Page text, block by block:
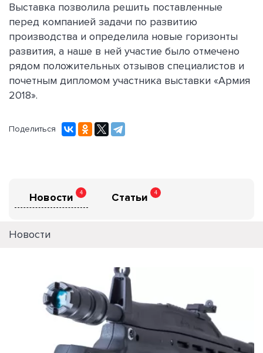
Выставка позволила решить поставленные
перед компанией задачи по развитию
производства и определила новые горизонты
развития, а наше в ней участие было отмечено
рядом положительных отзывов специалистов и
почетным дипломом участника выставки «Армия
2018».
Поделиться
Новости 4 Статьи 4
Новости